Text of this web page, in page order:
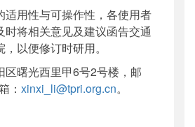
适用性与可操作性，各使用者
时将相关意见及建议函告交通
以便修订时研用。
区曙光西里甲6号2号楼，邮
： xinxi_li@tpri.org.cn。